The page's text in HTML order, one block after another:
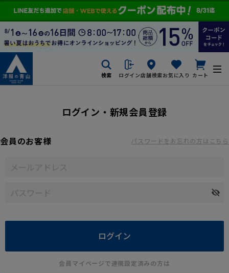
検索 ログイン店舗検索お気に入り カート
ログイン・新規会員登録
会員のお客様 パスワードをお忘れの方はこちら
会員マイページで連携設定済みの方は